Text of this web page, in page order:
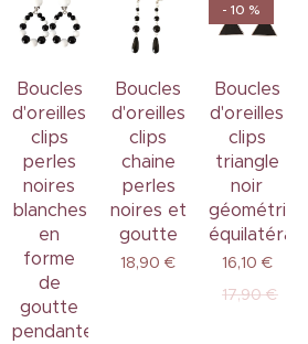
Boucles
d'oreilles
clips
perles
noires
blanches
en
forme
de
goutte
pendante
Boucles
d'oreilles
clips
chaine
perles
noires et
goutte
18,90 €
Boucles
d'oreilles
clips
triangle
noir
géométrique
équilatéral
- 10 %
16,10 €
17,90€